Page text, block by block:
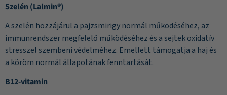
Szelén (Lalmin®)
A szelén hozzájárul a pajzsmirigy normál működéséhez, az
immunrendszer megfelelő működéséhez és a sejtek oxidatív
stresszel szembeni védelméhez. Emellett támogatja a haj és
a köröm normál állapotának fenntartását.
B12-vitamin